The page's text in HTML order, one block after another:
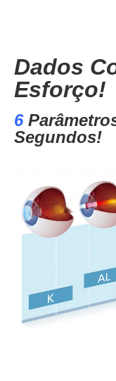
Dados
Esforço!
6
Segundos!